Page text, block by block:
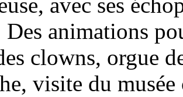
avec ses
Des animations
clowns, orgue
visite du